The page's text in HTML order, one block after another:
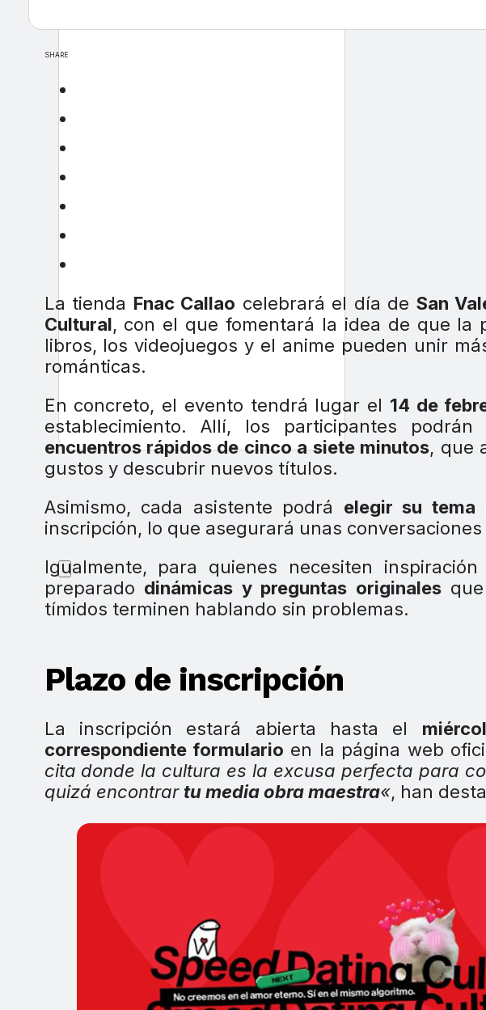
SHARE
La tienda Fnac Callao celebrará el día de San
Cultural, con el que fomentará la idea de que la
libros, los videojuegos y el anime pueden unir
románticas.
En concreto, el evento tendrá lugar el 14 de
establecimiento. Allí, los participantes
encuentros rápidos de cinco a siete minutos, que
gustos y descubrir nuevos títulos.
Asimismo, cada asistente podrá elegir su tema
inscripción, lo que asegurará unas
Igualmente, para quienes necesiten
preparado dinámicas y preguntas originalesque
tímidos terminen hablando sin problemas.
Plazo de inscripción
La inscripción estará abierta hasta el
correspondiente formulario en la página web
cita donde la cultura es la excusa perfecta para
quizá encontrar tu media obra maestra«, han